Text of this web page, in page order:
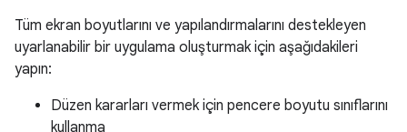
Tüm ekran boyutlarını ve yapılandırmalarını destekleyen
uyarlanabilir bir uygulama oluşturmak için aşağıdakileri
yapın:
Düzen kararları vermek için pencere boyutu sınıflarını
kullanma